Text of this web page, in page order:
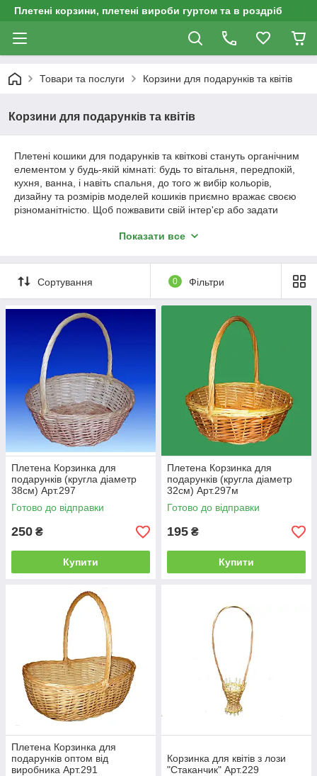
Плетені корзини, плетені вироби гуртом та в роздріб
Товари та послуги Корзини для подарунків та квітів
Корзини для подарунків та квітів
Плетені кошики для подарунків та квіткові стануть органічним
елементом у будь-якій кімнаті: будь то вітальня, передпокій,
кухня, ванна, і навіть спальня, до того ж вибір кольорів,
дизайну та розмірів моделей кошиків приємно вражає своєю
різноманітністю. Щоб пожвавити свій інтер'єр або задати
внести джерело позитивної енергетики природи - досить
Купили подарунок та не знаєте як його презентувати? Просто
обернути в подарунковий папір - це банально і буденно. А
ось покласти його в плетений кошик — саме те! Та й кошик
Показати все
Сортування 0 Фільтри
Плетена Корзинка для
подарунків (кругла діаметр
38см) Арт.297
Готово до відправки
250 ₴
Купити
Плетена Корзинка для
подарунків (кругла діаметр
32см) Арт.297м
Готово до відправки
195 ₴
Купити
Плетена Корзинка для
подарунків оптом від
виробника Арт.291
Корзинка для квітів з лози
"Стаканчик" Арт.229